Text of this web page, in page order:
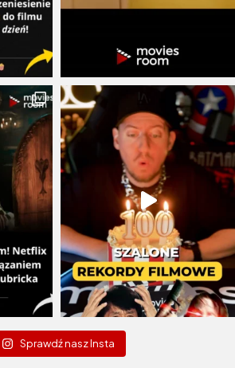
Sprawdź nasz Insta